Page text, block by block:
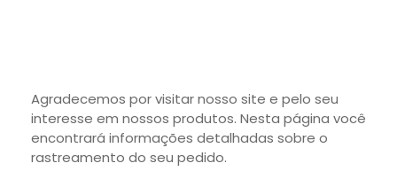
Agradecemos por visitar nosso site e pelo seu
interesse em nossos produtos. Nesta página você
encontrará informações detalhadas sobre o
rastreamento do seu pedido.